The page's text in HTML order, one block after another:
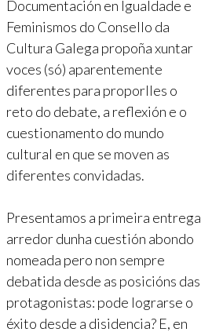
Documentación en Igualdade e
Feminismos do Consello da
Cultura Galega propoña xuntar
voces (só) aparentemente
diferentes para proporlles o
reto do debate, a reflexión e o
cuestionamento do mundo
cultural en que se moven as
diferentes convidadas.
Presentamos a primeira entrega
arredor dunha cuestión abondo
nomeada pero non sempre
debatida desde as posicións das
protagonistas: pode lograrse o
éxito desde a disidencia? E, en